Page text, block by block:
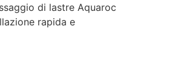
di lastre Aquaroc
rapida e